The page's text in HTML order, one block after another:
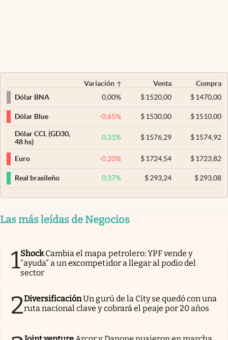
Variación Venta
Compra
Dólar BNA
0,00% $ 1520,00 $1470,00
Dólar Blue -0,65% $ 1530,00 $1510,00
Dólar CCL (GD30,
48 hs)
0,31% $ 1576,29 $1574,92
Euro -0,20% $ 1724,54 $1723,82
Real brasileño 0,37% $ 293,24 $293,08
Las más leídas de Negocios
1Shock Cambia el mapa petrolero: YPF vende y
“ayuda” a un excompetidor a llegar al podio del
sector
2DiversificaciónUn gurú de la City se quedó con una
ruta nacional clave y cobrará el peaje por 20 años